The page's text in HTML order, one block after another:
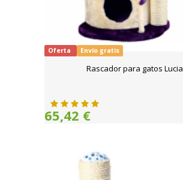
Oferta Envío gratis
Rascador para gatos Lucia
65,42 €